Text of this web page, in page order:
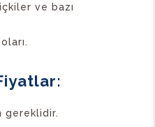
ve bazı
:
gereklidir.